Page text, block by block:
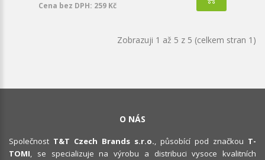
Cena bez DPH: 259 Kč
Zobrazuji 1 až 5 z 5 (celkem stran 1)
O NÁS
Společnost T&T Czech Brands s.r.o., působící pod značkou T-
TOMI, se specializuje na výrobu a distribuci vysoce kvalitních